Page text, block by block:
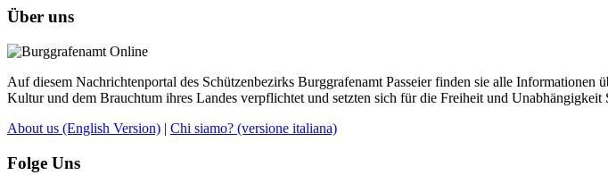
Über uns
Auf diesem Nachrichtenportal des Schützenbezirks Burggrafenamt Passeier finden sie alle
Kultur und dem Brauchtum ihres Landes verpflichtet und setzten sich für die Freiheit und Unabhängigkeit
About us (English Version) | Chi siamo? (versione italiana)
Folge Uns